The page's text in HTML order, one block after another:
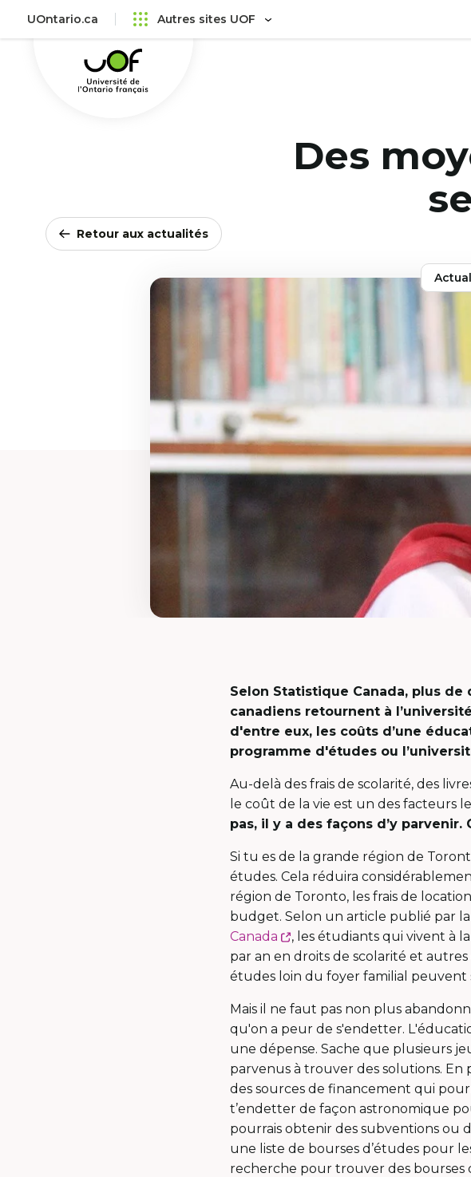
UOntario.ca Autres sites UOF
Université
de
l'Ontario
Des
Retour aux actualités
Selon Statistique Canada, plus
canadiens retournent à
d'entre eux, les coûts d’une
programme d'études ou
Au-delà des frais de scolarité, des
le coût de la vie est un des facteurs
pas, il y a des façons d’y
Si tu es de la grande région de
études. Cela réduira
région de Toronto, les frais de
budget. Selon un article publié par
Canada
Ce
lien
s'ouvrira
une
nouvelle
fenêtre
, les étudiants qui vivent à
par an en droits de scolarité et
études loin du foyer familial peuvent
Mais il ne faut pas non plus
qu'on a peur de s'endetter.
une dépense. Sache que plusieurs
parvenus à trouver des solutions.
des sources de financement qui
t’endetter de façon astronomique
pourrais obtenir des subventions ou
une liste de bourses d’études pour
recherche pour trouver des bourses